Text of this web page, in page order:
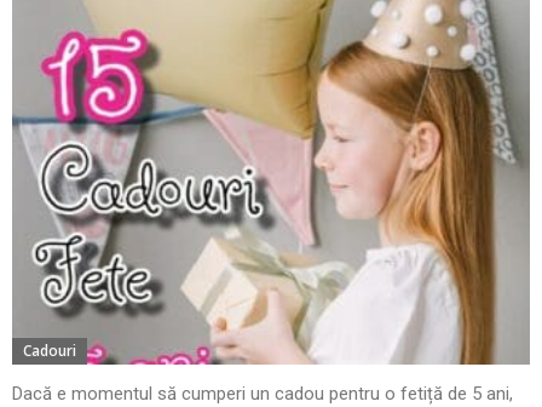
Cadouri
Dacă e momentul să cumperi un cadou pentru o fetiță de 5 ani,